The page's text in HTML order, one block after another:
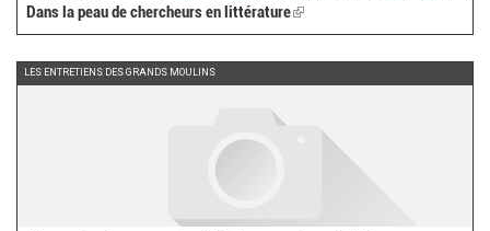
Dans la peau de chercheurs en littérature(link
is
LES ENTRETIENS DES GRANDS MOULINS